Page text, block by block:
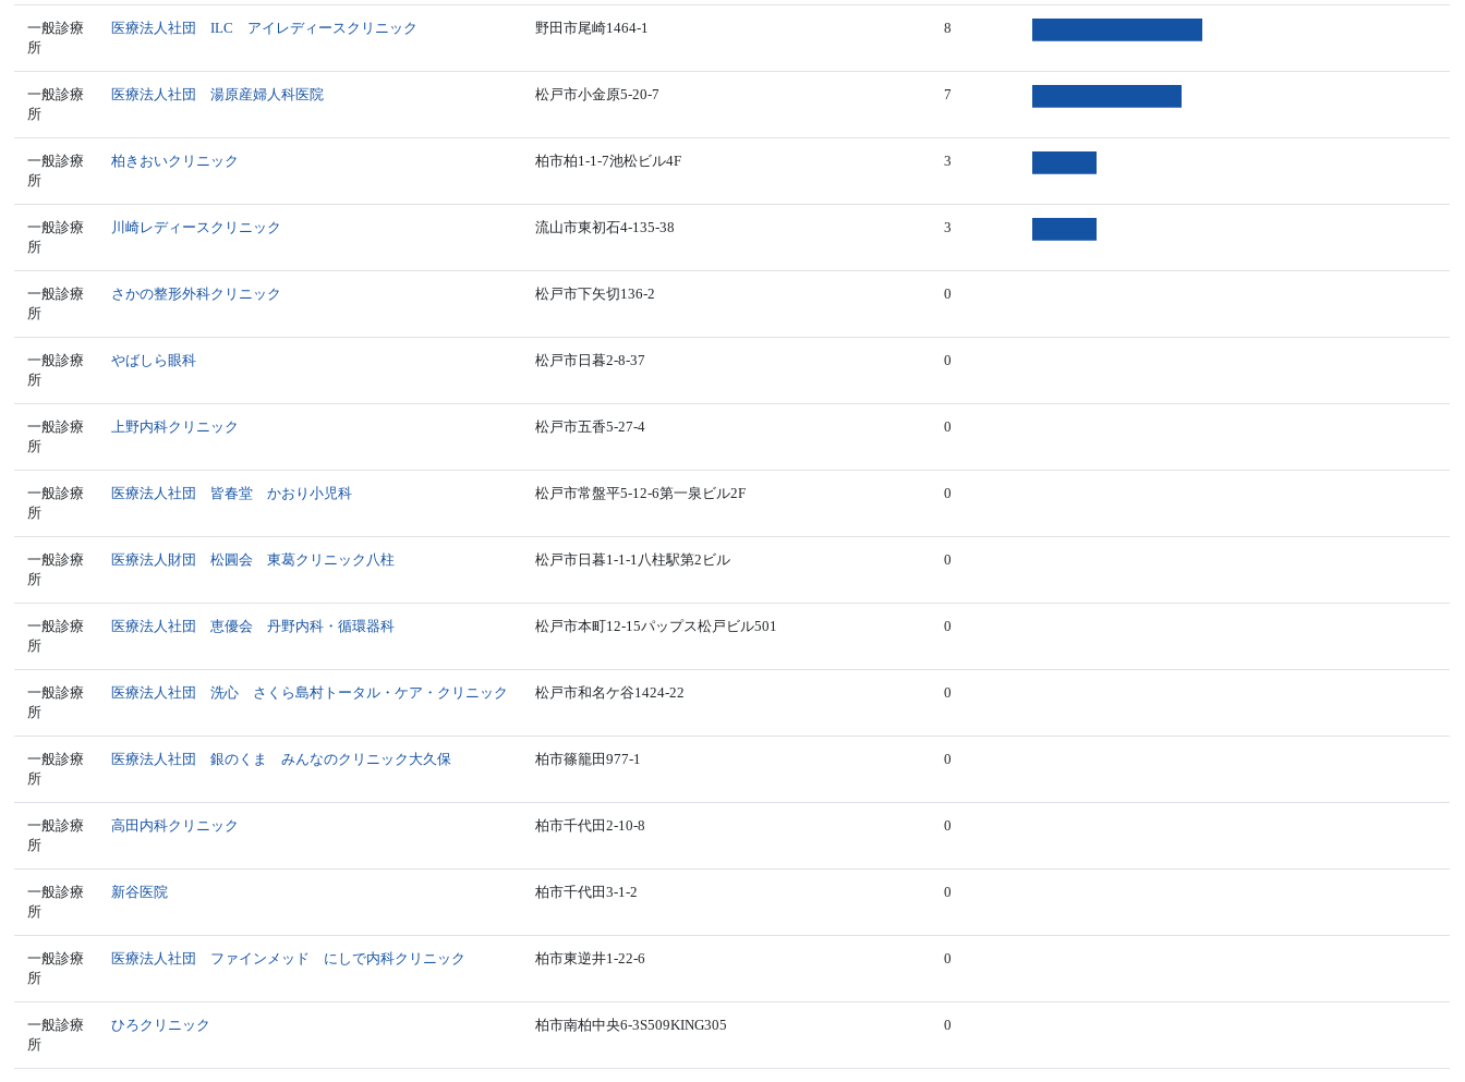
一般診療
所
医療法人社団 ILC アイレディースクリニック 野田市尾崎1464-1 8
一般診療
所
医療法人社団 湯原産婦人科医院 松戸市小金原5-20-7 7
一般診療
所
柏きおいクリニック 柏市柏1-1-7池松ビル4F 3
一般診療
所
川崎レディースクリニック 流山市東初石4-135-38 3
一般診療
所
さかの整形外科クリニック 松戸市下矢切136-2 0
一般診療
所
やばしら眼科 松戸市日暮2-8-37 0
一般診療
所
上野内科クリニック 松戸市五香5-27-4 0
一般診療
所
医療法人社団 皆春堂 かおり小児科 松戸市常盤平5-12-6第一泉ビル2F 0
一般診療
所
医療法人財団 松圓会 東葛クリニック八柱 松戸市日暮1-1-1八柱駅第2ビル 0
一般診療
所
医療法人社団 恵優会 丹野内科・循環器科 松戸市本町12-15パップス松戸ビル501 0
一般診療
所
医療法人社団 洗心 さくら島村トータル・ケア・クリニック 松戸市和名ケ谷1424-22 0
一般診療
所
医療法人社団 銀のくま みんなのクリニック大久保 柏市篠籠田977-1 0
一般診療
所
高田内科クリニック 柏市千代田2-10-8 0
一般診療
所
新谷医院 柏市千代田3-1-2 0
一般診療
所
医療法人社団 ファインメッド にしで内科クリニック 柏市東逆井1-22-6 0
一般診療
所
ひろクリニック 柏市南柏中央6-3S509KING305 0